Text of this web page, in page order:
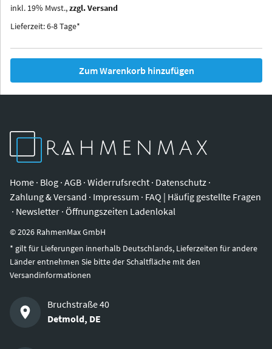
Iowa
inkl. 19% Mwst.,zzgl. Versand
Lieferzeit: 6-8 Tage*
Zum Warenkorb hinzufügen
Home · Blog · AGB · Widerrufsrecht · Datenschutz ·
Zahlung & Versand · Impressum · FAQ | Häufig gestellte Fragen
· Newsletter · Öffnungszeiten Ladenlokal
©2026 RahmenMax GmbH
* gilt für Lieferungen innerhalb Deutschlands, Lieferzeiten für andere
Länder entnehmen Sie bitte der Schaltfläche mit den
Versandinformationen
Bruchstraße 40
Detmold, DE